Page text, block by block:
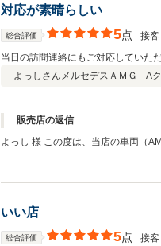
対応が素晴らしい
総合評価 5点 接客
当日の訪問連絡にもご対応していた
よっしさん メルセデスＡＭＧ A
販売店の返信
よっし 様 この度は、当店の車両（
いい店
総合評価 5点 接客